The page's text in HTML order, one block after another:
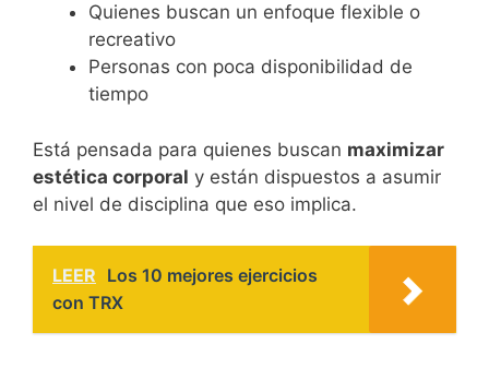
Quienes buscan un enfoque flexible o
recreativo
Personas con poca disponibilidad de
tiempo
Está pensada para quienes buscan maximizar
estética corporal y están dispuestos a asumir
el nivel de disciplina que eso implica.
LEER Los 10 mejores ejercicios
con TRX